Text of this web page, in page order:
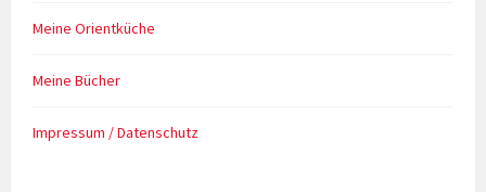
Meine Orientküche
Meine Bücher
Impressum / Datenschutz